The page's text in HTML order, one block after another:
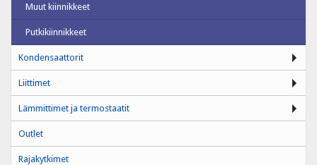
Muut kiinnikkeet
Putkikiinnikkeet
Kondensaattorit
Liittimet
Lämmittimet ja termostaatit
Outlet
Rajakytkimet